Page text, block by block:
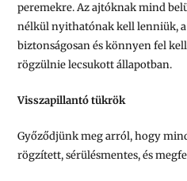
peremekre. Az ajtóknak mind
nélkül nyithatónak kell lenniük,
biztonságosan és könnyen fel
rögzülnie lecsukott állapotban.
Visszapillantó tükrök
Győződjünk meg arról, hogy
rögzített, sérülésmentes, és